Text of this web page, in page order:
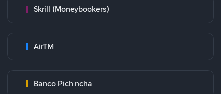
Skrill (Moneybookers)
AirTM
Banco Pichincha